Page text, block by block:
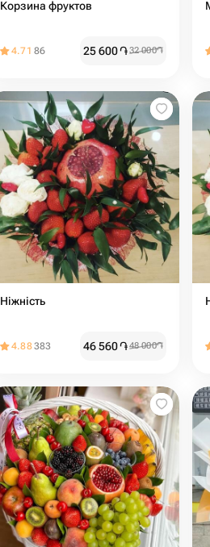
Корзина фруктов
4.71 86 25 600֏32 000֏
Ніжність
4.88383 46 560֏48 000֏